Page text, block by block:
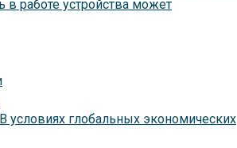
работе устройства может
условиях глобальных экономических